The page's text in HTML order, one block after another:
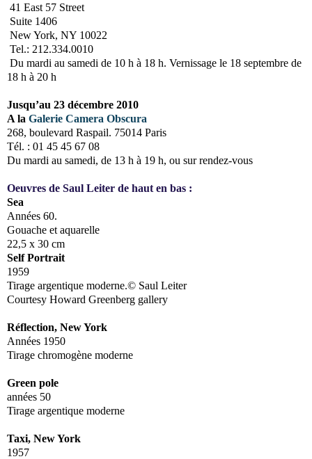
41 East 57 Street
Suite 1406
New York, NY 10022
Tel.: 212.334.0010
Du mardi au samedi de 10 h à 18 h. Vernissage le 18 septembre de
18 h à 20 h
Jusqu’au 23 décembre 2010
A la Galerie Camera Obscura
268, boulevard Raspail. 75014 Paris
Tél. : 01 45 45 67 08
Du mardi au samedi, de 13 h à 19 h, ou sur rendez-vous
Oeuvres de Saul Leiter de haut en bas :
Sea
Années 60.
Gouache et aquarelle
22,5 x 30 cm
Self Portrait
1959
Tirage argentique moderne.© Saul Leiter
Courtesy Howard Greenberg gallery
Réflection, New York
Années 1950
Tirage chromogène moderne
Green pole
années 50
Tirage argentique moderne
Taxi, New York
1957